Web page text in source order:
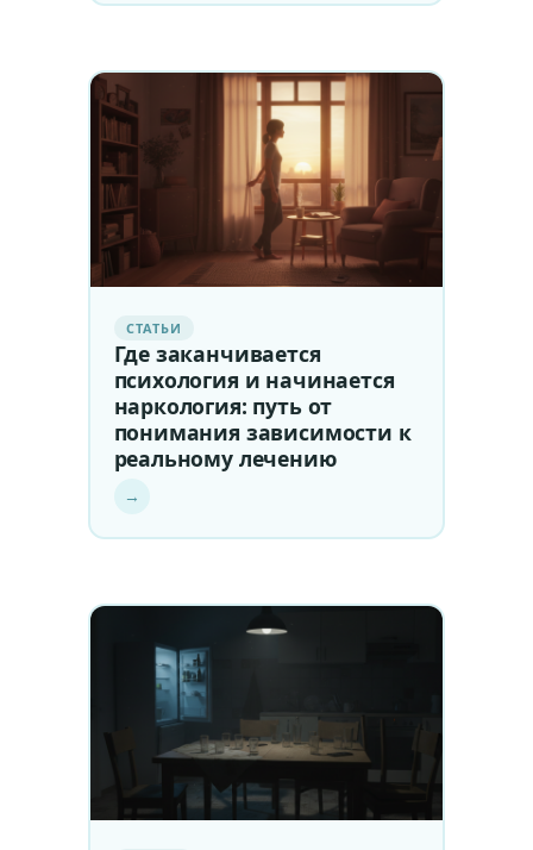
СТАТЬИ
Где заканчивается
психология и начинается
наркология: путь от
понимания зависимости к
реальному лечению
→